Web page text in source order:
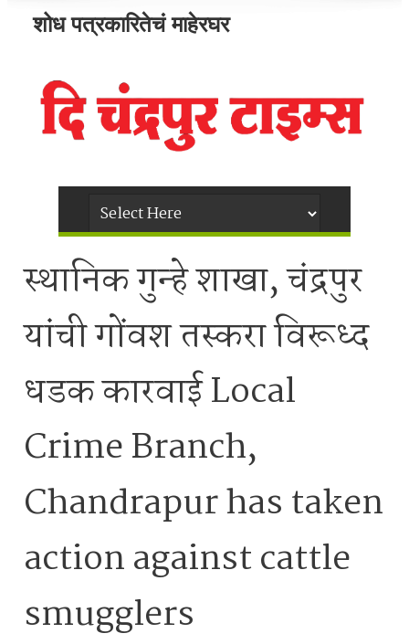
शोध पत्रकारितेचं माहेरघर
स्थानिक गुन्हे शाखा, चंद्रपुर
यांची गोंवश तस्करा विरूध्द
धडक कारवाई Local
Crime Branch,
Chandrapur has taken
action against cattle
smugglers